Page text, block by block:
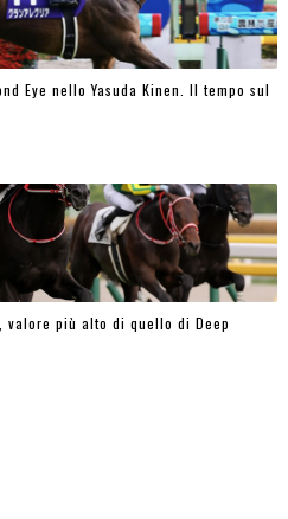
Eye nello Yasuda Kinen. Il tempo sul
valore più alto di quello di Deep